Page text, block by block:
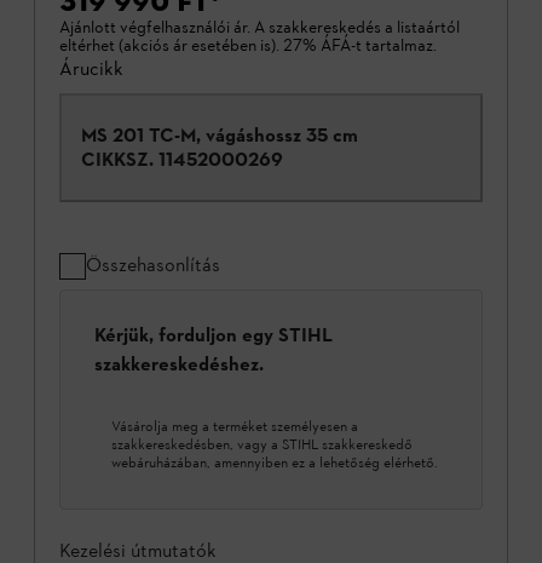
Ajánlott végfelhasználói ár. A szakkereskedés a listaártól
eltérhet (akciós ár esetében is). 27% ÁFÁ-t tartalmaz.
Árucikk
MS 201 TC-M, vágáshossz 35 cm
CIKKSZ. 11452000269
Összehasonlítás
Kérjük, forduljon egy STIHL
szakkereskedéshez.
Vásárolja meg a terméket személyesen a
szakkereskedésben, vagy a STIHL szakkereskedő
webáruházában, amennyiben ez a lehetőség elérhető.
Kezelési útmutatók